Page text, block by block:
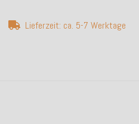
Lieferzeit: ca. 5-7 Werktage